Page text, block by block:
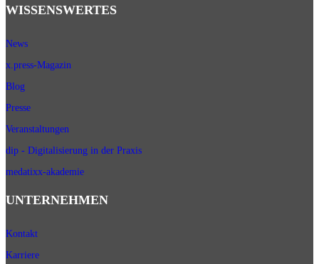
WISSENSWERTES
News
x.press-Magazin
Blog
Presse
Veranstaltungen
dip - Digitalisierung in der Praxis
medatixx-akademie
UNTERNEHMEN
Kontakt
Karriere